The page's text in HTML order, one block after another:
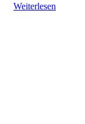
Weiterlesen